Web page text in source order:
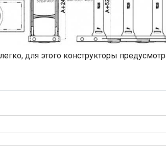
для этого конструкторы